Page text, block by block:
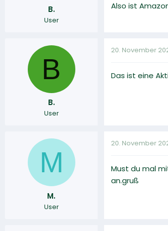
B.
User
Also ist
B
B.
User
20. November
Das ist eine
M
M.
User
20. November
Must du mal
an.gruß